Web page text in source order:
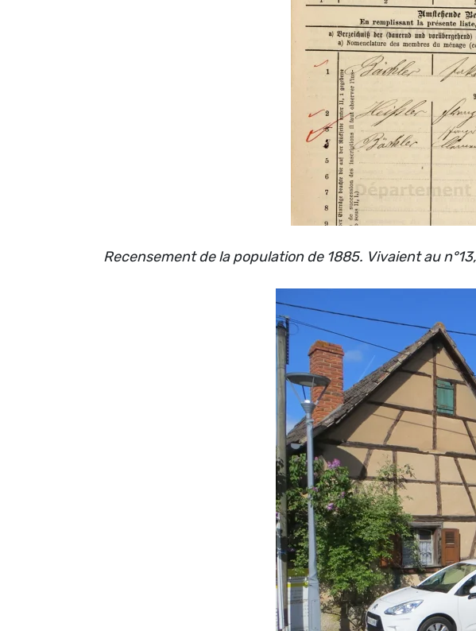
Recensement de la population de 1885. Vivaient au